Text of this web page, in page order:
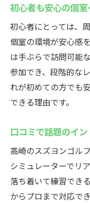
説
高崎のイン
ット
グループで
ール
費用対効果
インドアゴ
グ改善法
プロ指導
個別指導と
最新設備を
初心者も安心の個
初心者にとっては、
個室の環境が安心感
は手ぶらで訪問可能
参加でき、段階的な
れが初めての方でも
できる理由です。
口コミで話題のイ
高崎のスズヨンゴル
シミュレーターでリ
落ち着いて練習でき
からプロまで対応で